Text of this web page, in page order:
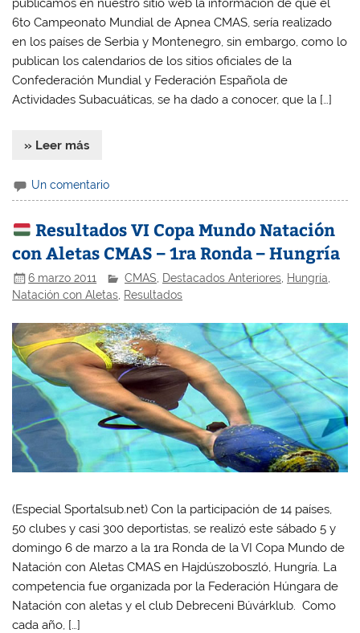
publicamos en nuestro sitio web la información de que el
6to Campeonato Mundial de Apnea CMAS, sería realizado
en los países de Serbia y Montenegro, sin embargo, como lo
publican los calendarios de los sitios oficiales de la
Confederación Mundial y Federación Española de
Actividades Subacuáticas, se ha dado a conocer, que la […]
» Leer más
Un comentario
Resultados VI Copa Mundo Natación
con Aletas CMAS – 1ra Ronda – Hungría
6 marzo 2011 CMAS Destacados Anteriores Hungría
Natación con Aletas, Resultados
(Especial Sportalsub.net) Con la participación de 14 países,
50 clubes y casi 300 deportistas, se realizó este sábado 5 y
domingo 6 de marzo a la 1ra Ronda de la VI Copa Mundo de
Natación con Aletas CMAS en Hajdúszoboszló, Hungría. La
competencia fue organizada por la Federación Húngara de
Natación con aletas y el club Debreceni Búvárklub. Como
cada año, […]